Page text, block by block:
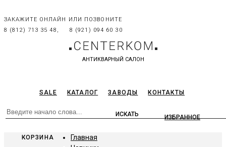
ЗАКАЖИТЕ ОНЛАЙН ИЛИ ПОЗВОНИТЕ
8 (812) 713 35 48,
8 (921) 094 60 30
АНТИКВАРНЫЙ САЛОН
SALE КАТАЛОГ ЗАВОДЫ КОНТАКТЫ
ИЗБРАННОЕ
КОРЗИНА
Главная